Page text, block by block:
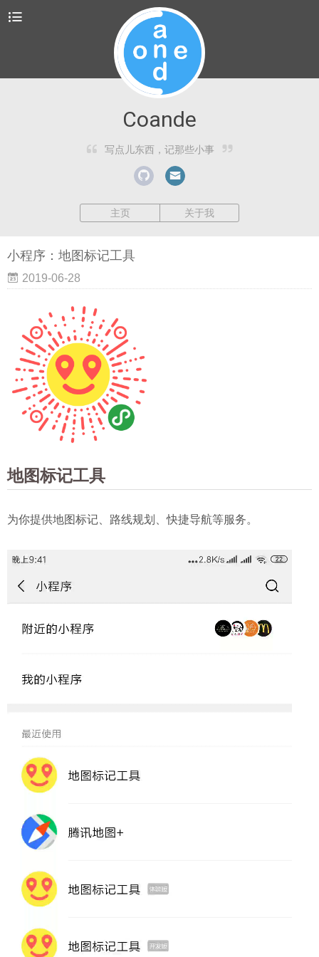
Coande
写点儿东西，记那些小事
主页 关于我
小程序：地图标记工具
2019-06-28
地图标记工具
为你提供地图标记、路线规划、快捷导航等服务。